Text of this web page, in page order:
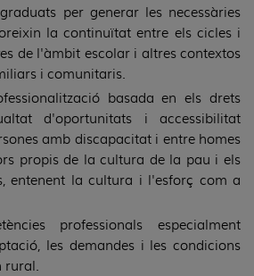
per generar les necessàries
la continuïtat entre els cicles i
de l'àmbit escolar i altres contextos
i comunitaris.
basada en els drets
d'oportunitats i accessibilitat
amb discapacitat i entre homes
propis de la cultura de la pau i els
entenent la cultura i l'esforç com a
professionals especialment
les demandes i les condicions
rural.